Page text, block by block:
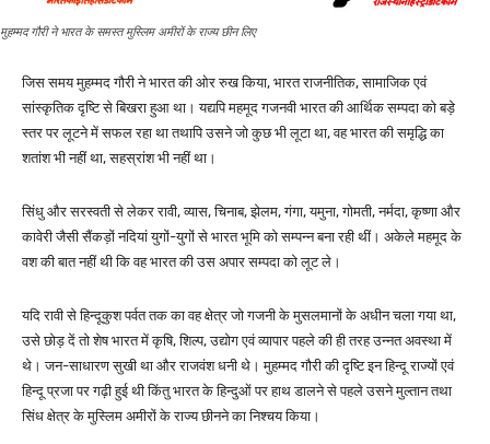
मुहम्मद गौरी ने भारत के समस्त मुस्लिम अमीरों के राज्य छीन लिए
जिस समय मुहम्मद गौरी ने भारत की ओर रुख किया, भारत राजनीतिक, सामाजिक एवं
सांस्कृतिक दृष्टि से बिखरा हुआ था। यद्यपि महमूद गजनवी भारत की आर्थिक सम्पदा को बड़े
स्तर पर लूटने में सफल रहा था तथापि उसने जो कुछ भी लूटा था, वह भारत की समृद्धि का
शतांश भी नहीं था, सहस्रांश भी नहीं था।
सिंधु और सरस्वती से लेकर रावी, व्यास, चिनाब, झेलम, गंगा, यमुना, गोमती, नर्मदा, कृष्णा और
कावेरी जैसी सैंकड़ों नदियां युगों-युगों से भारत भूमि को सम्पन्न बना रही थीं। अकेले महमूद के
वश की बात नहीं थी कि वह भारत की उस अपार सम्पदा को लूट ले।
यदि रावी से हिन्दूकुश पर्वत तक का वह क्षेत्र जो गजनी के मुसलमानों के अधीन चला गया था,
उसे छोड़ दें तो शेष भारत में कृषि, शिल्प, उद्योग एवं व्यापार पहले की ही तरह उन्नत अवस्था में
थे। जन-साधारण सुखी था और राजवंश धनी थे। मुहम्मद गौरी की दृष्टि इन हिन्दू राज्यों एवं
हिन्दू प्रजा पर गढ़ी हुई थी किंतु भारत के हिन्दुओं पर हाथ डालने से पहले उसने मुल्तान तथा
सिंध क्षेत्र के मुस्लिम अमीरों के राज्य छीनने का निश्चय किया।